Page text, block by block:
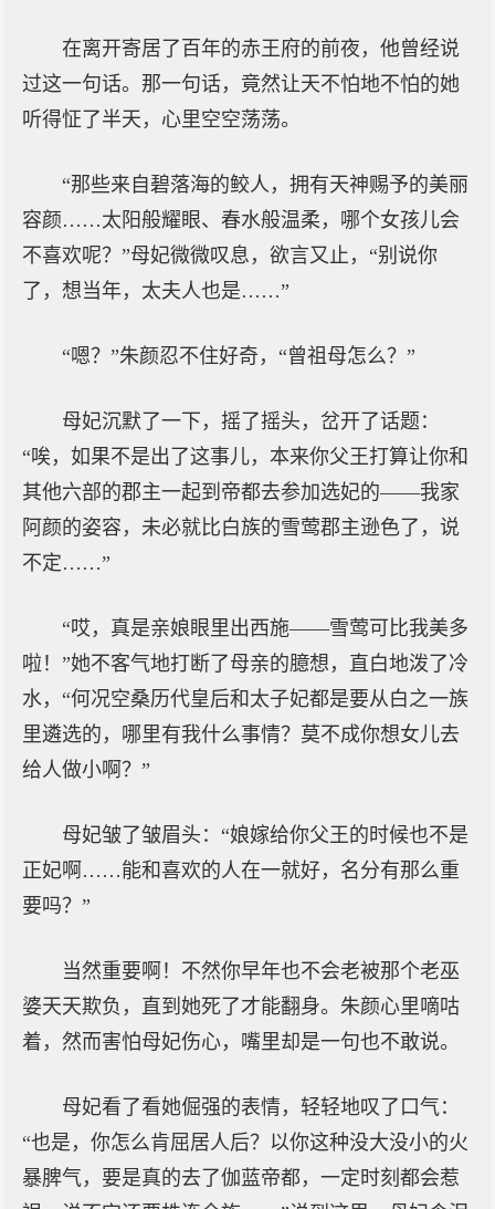
在离开寄居了百年的赤王府的前夜，他曾经说
过这一句话。那一句话，竟然让天不怕地不怕的她
听得怔了半天，心里空空荡荡。
“那些来自碧落海的鲛人，拥有天神赐予的美丽
容颜……太阳般耀眼、春水般温柔，哪个女孩儿会
不喜欢呢？”母妃微微叹息，欲言又止，“别说你
了，想当年，太夫人也是……”
“嗯？”朱颜忍不住好奇，“曾祖母怎么？”
母妃沉默了一下，摇了摇头，岔开了话题：
“唉，如果不是出了这事儿，本来你父王打算让你和
其他六部的郡主一起到帝都去参加选妃的——我家
阿颜的姿容，未必就比白族的雪莺郡主逊色了，说
不定……”
“哎，真是亲娘眼里出西施——雪莺可比我美多
啦！”她不客气地打断了母亲的臆想，直白地泼了冷
水，“何况空桑历代皇后和太子妃都是要从白之一族
里遴选的，哪里有我什么事情？莫不成你想女儿去
给人做小啊？”
母妃皱了皱眉头：“娘嫁给你父王的时候也不是
正妃啊……能和喜欢的人在一就好，名分有那么重
要吗？”
当然重要啊！不然你早年也不会老被那个老巫
婆天天欺负，直到她死了才能翻身。朱颜心里嘀咕
着，然而害怕母妃伤心，嘴里却是一句也不敢说。
母妃看了看她倔强的表情，轻轻地叹了口气：
“也是，你怎么肯屈居人后？以你这种没大没小的火
暴脾气，要是真的去了伽蓝帝都，一定时刻都会惹